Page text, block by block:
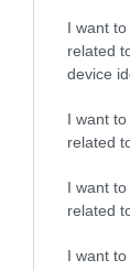
I want
related
device
I want
related
I want
related
I want
REPÜLŐTÉR
SZPONZOR
VAKCINAÚTLEVÉL
ÚJRANYITÁS